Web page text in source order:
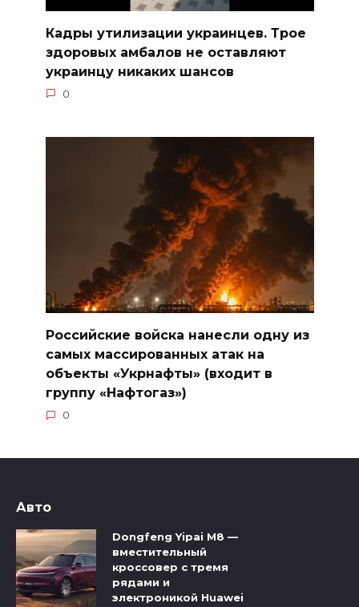
Кадры утилизации украинцев. Трое
здоровых амбалов не оставляют
украинцу никаких шансов
0
Российские войска нанесли одну из
самых массированных атак на
объекты «Укрнафты» (входит в
группу «Нафтогаз»)
0
Авто
Dongfeng Yipai M8 —
вместительный
кроссовер с тремя
рядами и
электроникой Huawei